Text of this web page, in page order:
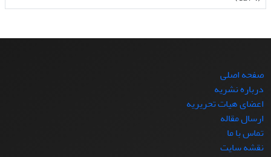
صفحه اصلی
درباره نشریه
اعضای هیات تحریریه
ارسال مقاله
تماس با ما
نقشه سایت